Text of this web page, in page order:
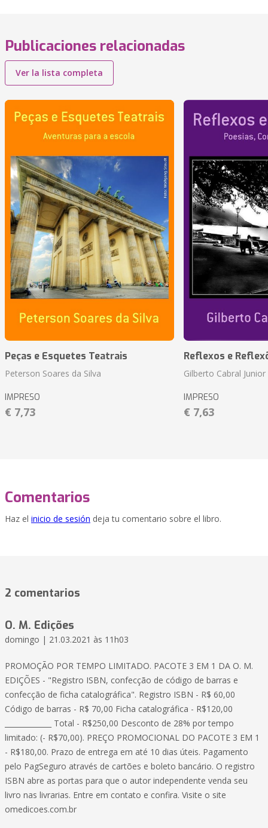
Publicaciones relacionadas
Ver la lista completa
Peças e Esquetes Teatrais
Peterson Soares da Silva
IMPRESO
€ 7,73
Reflexos e
Gilberto Cabral Junior
IMPRESO
€ 7,63
Comentarios
Haz el inicio de sesión deja tu comentario sobre el libro.
2 comentarios
O. M. Edições
domingo | 21.03.2021 às 11h03
PROMOÇÃO POR TEMPO LIMITADO. PACOTE 3 EM 1 DA O. M.
EDIÇÕES - "Registro ISBN, confecção de código de barras e
confecção de ficha catalográfica". Registro ISBN - R$ 60,00
Código de barras - R$ 70,00 Ficha catalográfica - R$120,00
_____________ Total - R$250,00 Desconto de 28% por tempo
limitado: (- R$70,00). PREÇO PROMOCIONAL DO PACOTE 3 EM 1
- R$180,00. Prazo de entrega em até 10 dias úteis. Pagamento
pelo PagSeguro através de cartões e boleto bancário. O registro
ISBN abre as portas para que o autor independente venda seu
livro nas livrarias. Entre em contato e confira. Visite o site
omedicoes.com.br